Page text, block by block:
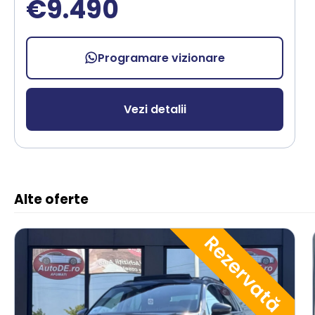
€9.490
Programare vizionare
Vezi detalii
Alte oferte
Rezervată